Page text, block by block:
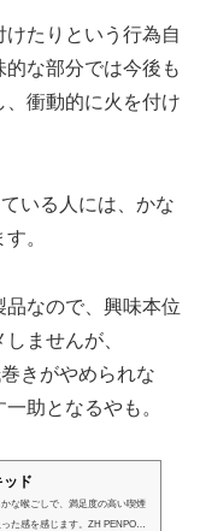
たりという行為自
な部分では今後も
衝動的に火を付け
いる人には、かな
。
なので、興味本位
ませんが、
きがやめられな
助となるやも。
ド
な喉ごしで、満足度の高い喫煙
た感を感じます。ZH PENPOD